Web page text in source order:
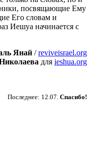
посвящающие Ему
Его словам и
Иешуа начинается с
Янай /reviveisrael.org
для ieshua.org
Последнее: 12.07. Спасибо!